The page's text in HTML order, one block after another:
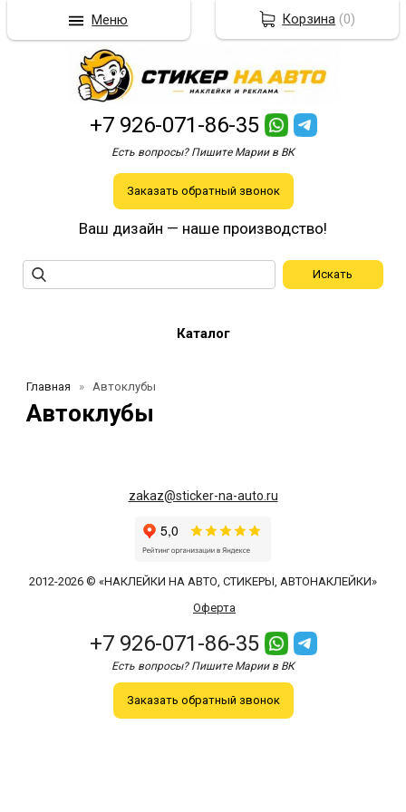
+7 926-071-86-35
Есть вопросы? Пишите Марии в ВК
Заказать обратный звонок
Ваш дизайн — наше производство!
Каталог
Главная Автоклубы
Автоклубы
zakaz@sticker-na-auto.ru
2012-2026 © «НАКЛЕЙКИ НА АВТО, СТИКЕРЫ, АВТОНАКЛЕЙКИ»
Оферта
+7 926-071-86-35
Есть вопросы? Пишите Марии в ВК
Заказать обратный звонок
Корзина (0)
Меню